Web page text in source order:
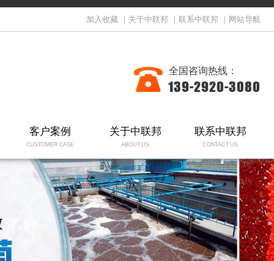
加入收藏 关于中联邦 联系中联邦 网站导航
全国咨询热线：
139-2920-3080
客户案例
CUSTOMER CASE
关于中联邦
ABOUT US
联系中联邦
CONTACT US